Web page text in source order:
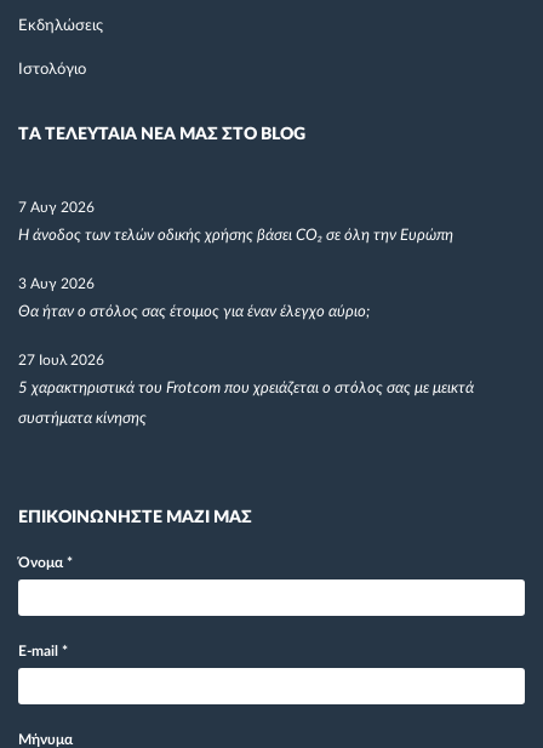
Εκδηλώσεις
Ιστολόγιο
TΑ ΤΕΛΕΥΤΑΙΑ ΝΕΑ ΜΑΣ ΣΤΟ BLOG
7 Αυγ 2026
Η άνοδος των τελών οδικής χρήσης βάσει CO₂ σε όλη την Ευρώπη
3 Αυγ 2026
Θα ήταν ο στόλος σας έτοιμος για έναν έλεγχο αύριο;
27 Ιουλ 2026
5 χαρακτηριστικά του Frotcom που χρειάζεται ο στόλος σας με μεικτά
συστήματα κίνησης
ΕΠΙΚΟΙΝΩΝΗΣΤΕ ΜΑΖΙ ΜΑΣ
Όνομα *
E-mail *
Μήνυμα